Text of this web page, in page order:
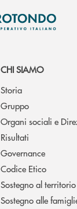
CHI SIAMO
Storia
Gruppo
Organi sociali e
Risultati
Governance
Codice Etico
Sostegno al territorio
Sostegno alle